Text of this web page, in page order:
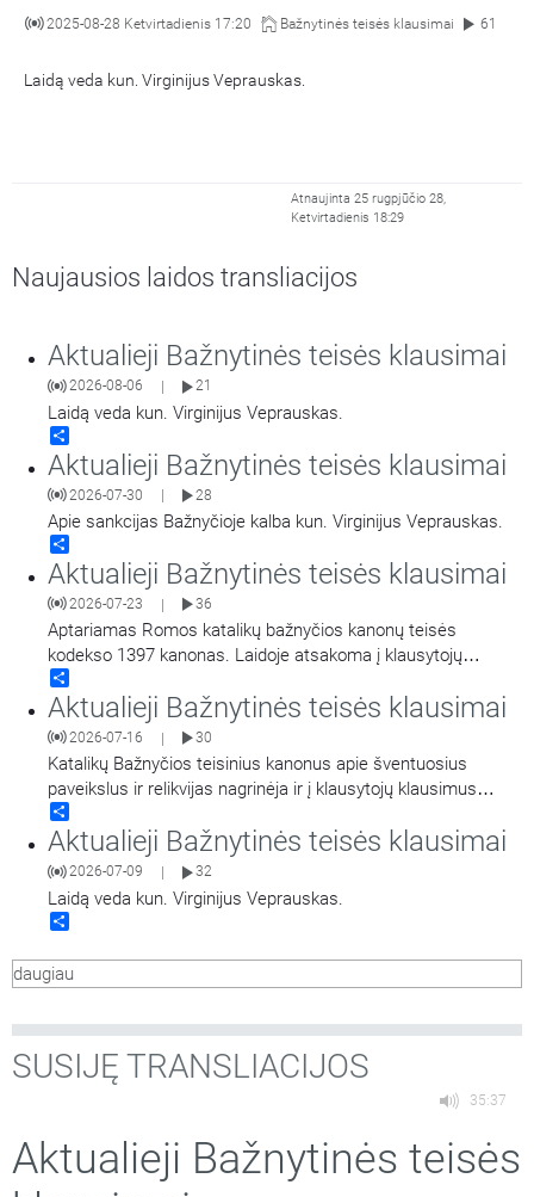
2025-08-28 Ketvirtadienis 17:20 Bažnytinės teisės klausimai 61
Laidą veda kun. Virginijus Veprauskas.
Atnaujinta 25 rugpjūčio 28,
Ketvirtadienis 18:29
Naujausios laidos transliacijos
Aktualieji Bažnytinės teisės klausimai
2026-08-06 21
Laidą veda kun. Virginijus Veprauskas.
Aktualieji Bažnytinės teisės klausimai
2026-07-30 28
Apie sankcijas Bažnyčioje kalba kun. Virginijus Veprauskas.
Aktualieji Bažnytinės teisės klausimai
2026-07-23 | 36
Aptariamas Romos katalikų bažnyčios kanonų teisės
kodekso 1397 kanonas. Laidoje atsakoma į klausytojų
klausimus bei kalbama apie nusikaltimus prieš žmogaus
gyvybę ir laisvę. Laidą veda kun. Virginijus Veprauskas.
Aktualieji Bažnytinės teisės klausimai
2026-07-16 | 30
Katalikų Bažnyčios teisinius kanonus apie šventuosius
paveikslus ir relikvijas nagrinėja ir į klausytojų klausimus
atsako kunigas Virginijus Veprauskas.
Aktualieji Bažnytinės teisės klausimai
2026-07-09 32
Laidą veda kun. Virginijus Veprauskas.
daugiau
SUSIJĘ TRANSLIACIJOS
35:37
Aktualieji Bažnytinės teisės